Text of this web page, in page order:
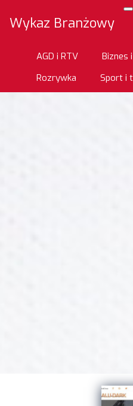
Wykaz Branżowy
AGD i RTV Biznes
Rozrywka
Sport i